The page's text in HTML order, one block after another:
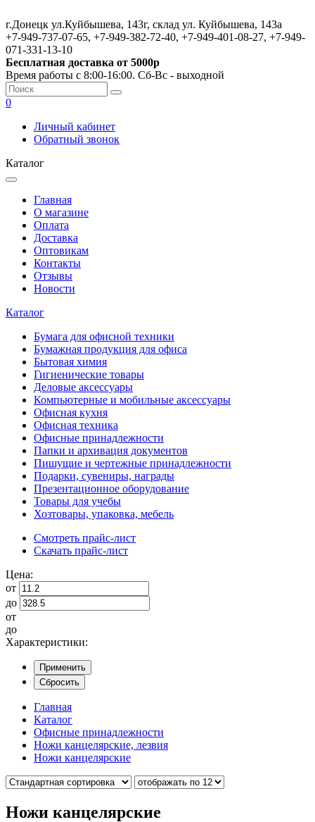
г.Донецк ул.Куйбышева, 143г, склад ул. Куйбышева, 143а
+7-949-737-07-65, +7-949-382-72-40, +7-949-401-08-27, +7-949-
071-331-13-10
Бесплатная доставка от 5000р
Время работы с 8:00-16:00. Сб-Вс - выходной
0
Личный кабинет
Обратный звонок
Каталог
Главная
О магазине
Оплата
Доставка
Оптовикам
Контакты
Отзывы
Новости
Каталог
Бумага для офисной техники
Бумажная продукция для офиса
Бытовая химия
Гигиенические товары
Деловые аксессуары
Компьютерные и мобильные аксессуары
Офисная кухня
Офисная техника
Офисные принадлежности
Папки и архивация документов
Пишущие и чертежные принадлежности
Подарки, сувениры, награды
Презентационное оборудование
Товары для учебы
Хозтовары, упаковка, мебель
Смотреть прайс-лист
Скачать прайс-лист
Цена:
от
до
от
до
Характеристики:
Применить
Сбросить
Главная
Каталог
Офисные принадлежности
Ножи канцелярские, лезвия
Ножи канцелярские
Ножи канцелярские